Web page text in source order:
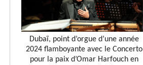
Dubaï, point d’orgue d’une année
2024 flamboyante avec le Concerto
pour la paix d’Omar Harfouch en